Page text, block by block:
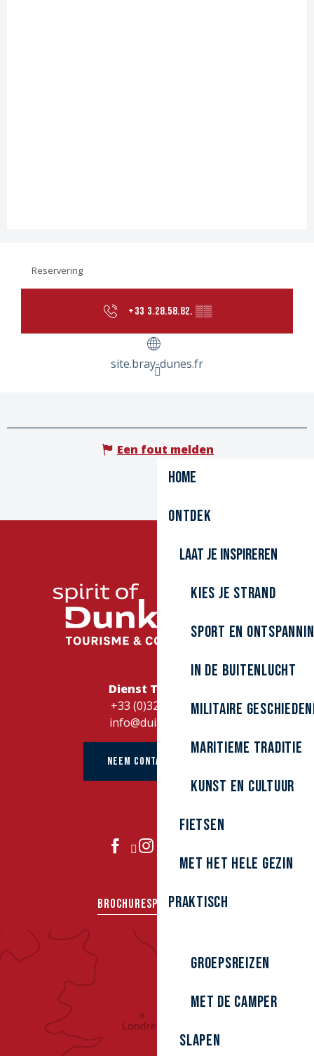
Home
Ontdek
Laat je inspireren
Kies je strand
Sport en
In de buitenlucht
Militaire
Maritieme traditie
kunst en cultuur
Fietsen
Met het hele gezin
Praktisch
Groepsreizen
Met de camper
Slapen
Reservering
+33 3.28.58.82. ▒▒
site.bray-dunes.fr
Een fout melden
Dienst Toerisme
+33 (0)328262728
info@duinkerke.fr
NEEM CONTACT OP MET
BROCHURESPERSGROEPEN